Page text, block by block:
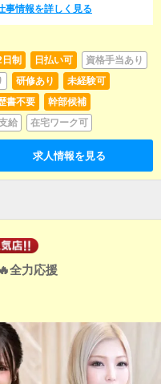
事情報を詳しく見る
制 日払い可
資格手当あり
研修あり
未経験可
書不要
幹部候補
給 在宅ワーク可
求人情報を見る
全力応援